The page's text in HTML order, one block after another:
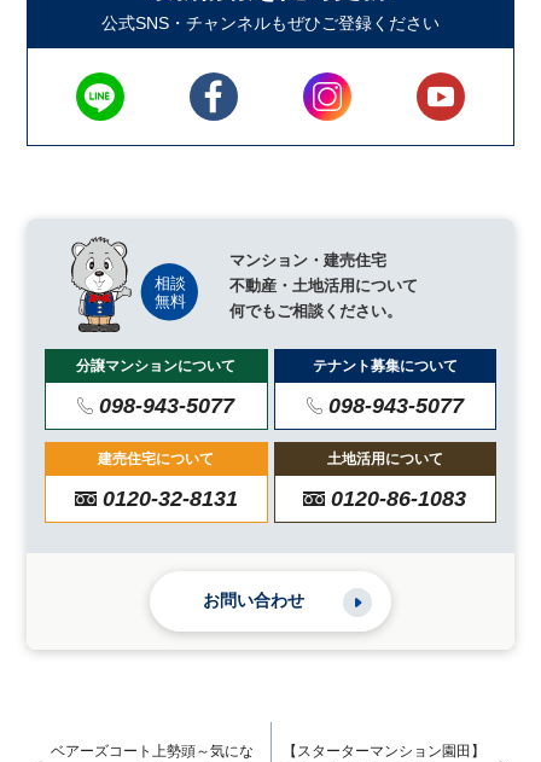
公式SNS・チャンネルもぜひご登録ください
マンション・建売住宅
不動産・土地活用について
何でもご相談ください。
分譲マンションについて
098-943-5077
テナント募集について
098-943-5077
建売住宅について
0120-32-8131
土地活用について
0120-86-1083
お問い合わせ
ベアーズコート上勢頭～気にな
【スターターマンション園田】